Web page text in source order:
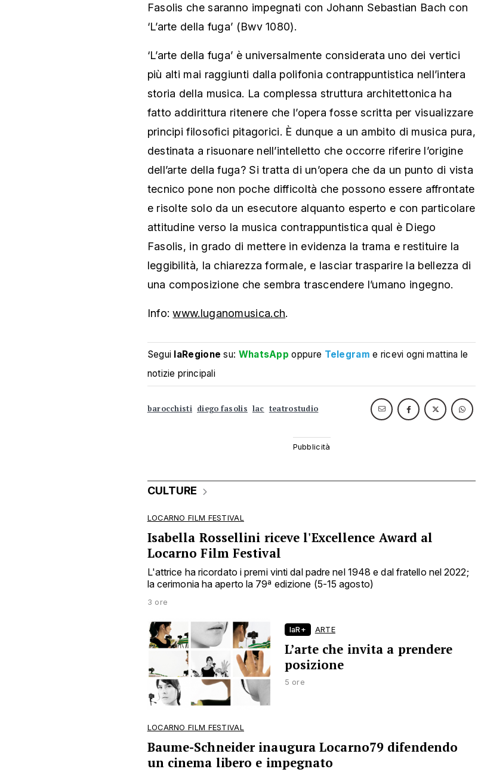
Fasolis che saranno impegnati con Johann Sebastian Bach con
‘L’arte della fuga’ (Bwv 1080).
‘L’arte della fuga’ è universalmente considerata uno dei vertici
più alti mai raggiunti dalla polifonia contrappuntistica nell’intera
storia della musica. La complessa struttura architettonica ha
fatto addirittura ritenere che l’opera fosse scritta per visualizzare
principi filosofici pitagorici. È dunque a un ambito di musica pura,
destinata a risuonare nell’intelletto che occorre riferire l’origine
dell’arte della fuga? Si tratta di un’opera che da un punto di vista
tecnico pone non poche difficoltà che possono essere affrontate
e risolte solo da un esecutore alquanto esperto e con particolare
attitudine verso la musica contrappuntistica qual è Diego
Fasolis, in grado di mettere in evidenza la trama e restituire la
leggibilità, la chiarezza formale, e lasciar trasparire la bellezza di
una composizione che sembra trascendere l’umano ingegno.
Info:www.luganomusica.ch.
Segui laRegione su: WhatsApp oppure Telegram e ricevi ogni mattina le
notizie principali
barocchisti diego fasolis lac teatrostudio
CULTURE
LOCARNO FILM FESTIVAL
Isabella Rossellini riceve l'Excellence Award al
Locarno Film Festival
L'attrice ha ricordato i premi vinti dal padre nel 1948 e dal fratello nel 2022;
la cerimonia ha aperto la 79ª edizione (5-15 agosto)
3 ore
laR+ ARTE
L’arte che invita a prendere
posizione
5 ore
LOCARNO FILM FESTIVAL
Baume-Schneider inaugura Locarno79 difendendo
un cinema libero e impegnato